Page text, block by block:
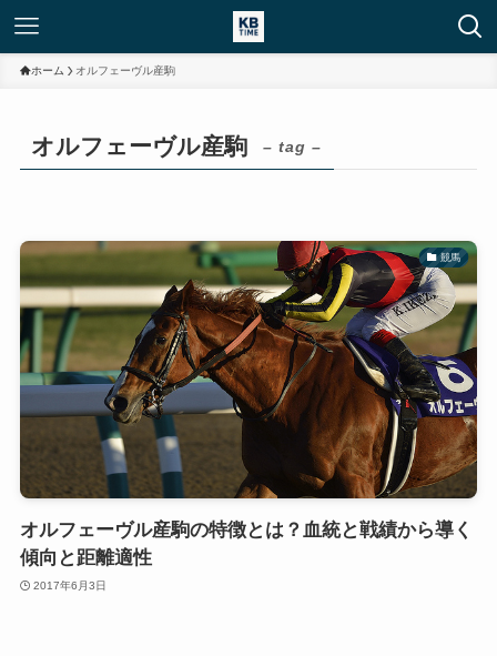
ホーム オルフェーヴル産駒
オルフェーヴル産駒 – tag –
競馬
オルフェーヴル産駒の特徴とは？血統と戦績から導く
傾向と距離適性
2017年6月3日